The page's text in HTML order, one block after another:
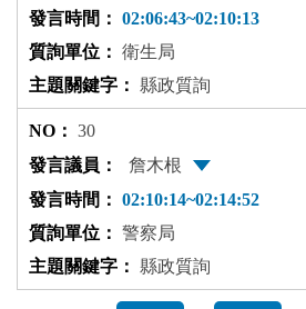
02:06:43~02:10:13
衛生局
縣政質詢
30
詹木根
02:10:14~02:14:52
警察局
縣政質詢